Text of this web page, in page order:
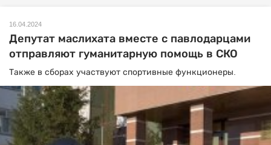
16.04.2024
Депутат маслихата вместе с павлодарцами
отправляют гуманитарную помощь в СКО
Также в сборах участвуют спортивные функционеры.